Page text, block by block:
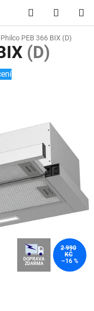
Hledat
KOŠÍK
Philco PEB 366 BIX (D)
(D)
DOPRAVA
ZDARMA
2 990
KČ
–16 %